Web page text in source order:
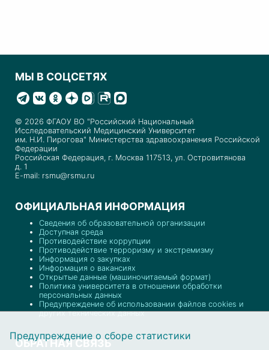
МЫ В СОЦСЕТЯХ
© 2026 ФГАОУ ВО "Российский Национальный
Исследовательский Медицинский Университет
им. Н.И. Пирогова" Министерства здравоохранения Российской
Федерации
Российская Федерация, г. Москва 117513, ул. Островитянова
д. 1
E-mail: rsmu@rsmu.ru
ОФИЦИАЛЬНАЯ ИНФОРМАЦИЯ
Сведения об образовательной организации
Доступная среда
Противодействие коррупции
Противодействие терроризму и экстремизму
Информация о закупках
Информация о вакансиях
Открытые данные (машиночитаемый формат)
Политика университета в отношении обработки
персональных данных
Предупреждение об использовании файлов cookies и
других технических данных
ОБРАТНАЯ СВЯЗЬ
Предупреждение о сборе статистики